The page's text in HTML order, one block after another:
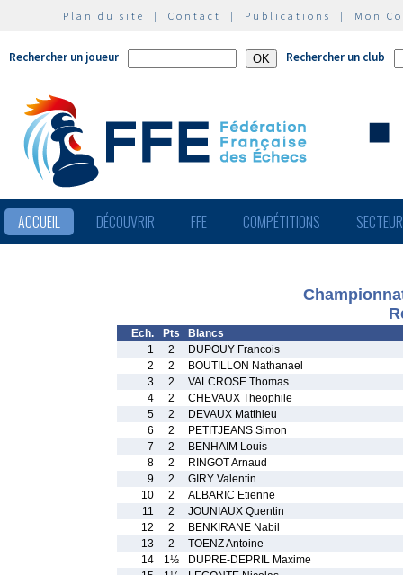
Plan du site | Contact | Publications | Mon
Rechercher un joueur Rechercher un club
ACCUEIL DÉCOUVRIR FFE COMPÉTITIONS
Ech. Pts
Blancs
1
2
DUPOUY Francois
2
2
BOUTILLON Nathanael
3
2
VALCROSE Thomas
4
2
CHEVAUX Theophile
5
2
DEVAUX Matthieu
6
2
PETITJEANS Simon
7
2
BENHAIM Louis
8
2
RINGOT Arnaud
9
2
GIRY Valentin
10
2
ALBARIC Etienne
11
2
JOUNIAUX Quentin
12
2
BENKIRANE Nabil
13
2
TOENZ Antoine
14
1½
DUPRE-DEPRIL Maxime